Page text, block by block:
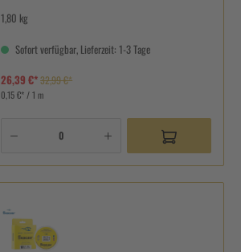
1,80 kg
Sofort verfügbar, Lieferzeit: 1-3 Tage
26,39 €*32,99 €*
0,15 €* / 1 m